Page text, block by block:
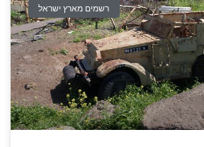
רשמים מארץ ישראל